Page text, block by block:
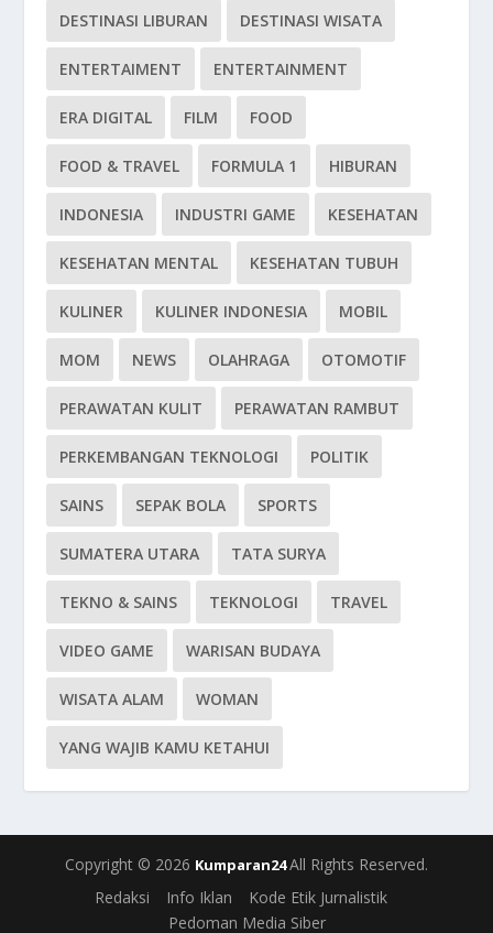
DESTINASI LIBURAN DESTINASI WISATA
ENTERTAIMENT ENTERTAINMENT
ERA DIGITAL FILM FOOD
FOOD & TRAVEL FORMULA 1 HIBURAN
INDONESIA INDUSTRI GAME KESEHATAN
KESEHATAN MENTAL KESEHATAN TUBUH
KULINER KULINER INDONESIA MOBIL
MOM NEWS OLAHRAGA OTOMOTIF
PERAWATAN KULIT PERAWATAN RAMBUT
PERKEMBANGAN TEKNOLOGI POLITIK
SAINS SEPAK BOLA SPORTS
SUMATERA UTARA TATA SURYA
TEKNO & SAINS TEKNOLOGI TRAVEL
VIDEO GAME WARISAN BUDAYA
WISATA ALAM WOMAN
YANG WAJIB KAMU KETAHUI
Copyright © 2026 Kumparan24All Rights Reserved.
Redaksi
Info Iklan
Kode Etik Jurnalistik
Pedoman Media Siber